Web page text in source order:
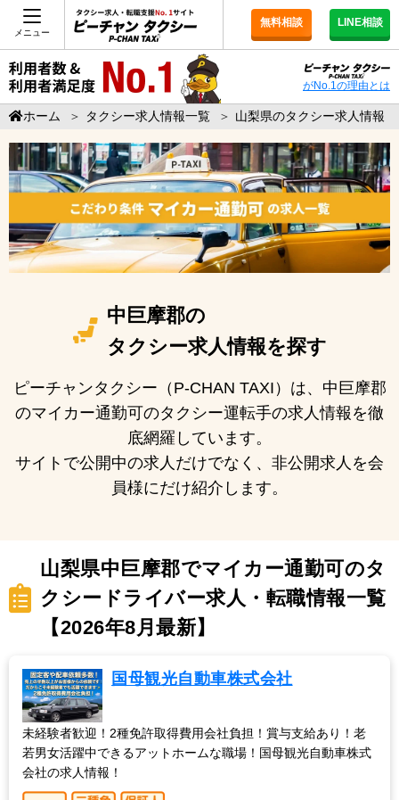
メニュー
無料相談 LINE相談
がNo.1の理由とは
ホーム ＞ タクシー求人情報一覧 ＞ 山梨県のタクシー求人情報
中巨摩郡の
タクシー求人情報を探す
ピーチャンタクシー（P-CHAN TAXI）は、中巨摩郡
のマイカー通勤可のタクシー運転手の求人情報を徹
底網羅しています。
サイトで公開中の求人だけでなく、非公開求人を会
員様にだけ紹介します。
山梨県中巨摩郡でマイカー通勤可のタ
クシードライバー求人・転職情報一覧
【2026年8月最新】
国母観光自動車株式会社
未経験者歓迎！2種免許取得費用会社負担！賞与支給あり！老
若男女活躍中できるアットホームな職場！国母観光自動車株式
会社の求人情報！